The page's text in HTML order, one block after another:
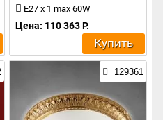
E27 x 1 max 60W
Цена: 110 363 Р.
Купить
129361